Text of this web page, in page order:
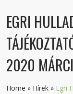
EGRI
2020
Home » Hírek » Egri